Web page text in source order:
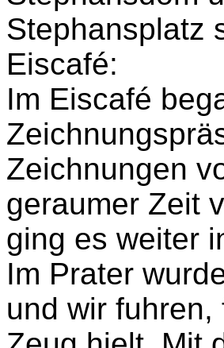
Stephansplatz
Eiscafé:
Im Eiscafé
Zeichnungen
geraumer Zeit
ging es weiter
Im Prater
und wir